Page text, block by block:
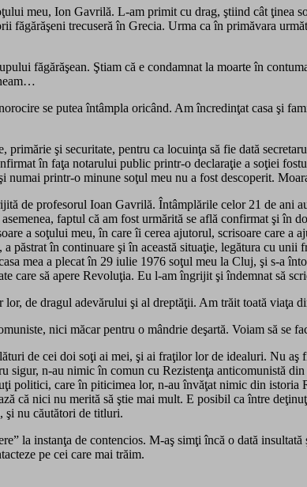
meu, Ion Gavrilă. L-am primit cu drag, ştiind cât ţinea
trecuseră în Grecia. Urma ca în primăvara
făgărăşean. Ştiam că e condamnat la moarte în
se putea întâmpla oricând. Am încredinţat casa şi
şi securitate, pentru ca locuinţa să fie dată
în faţa notarului public printr-o declaraţie a soţiei
printr-o minune soţul meu nu a fost descoperit.
de profesorul Ioan Gavrilă. Întâmplările celor 21 de ani
faptul că am fost urmărită se află confirmat şi în
a soţului meu, în care îi cerea ajutorul, scrisoare care a
păstrat în continuare şi în această situaţie, legătura cu
mea a plecat în 29 iulie 1976 soţul meu la Cluj, şi s-a
care să apere Revoluţia. Eu l-am îngrijit şi îndemnat să
de dragul adevărului şi al dreptăţii. Am trăit toată viaţa
nici măcar pentru o mândrie deşartă. Voiam să se
de cei doi soţi ai mei, şi ai fraţilor lor de idealuri. Nu aş
sigur, n-au nimic în comun cu Rezistenţa anticomunistă
politici, care în piticimea lor, n-au învăţat nimic din
că nici nu merită să ştie mai mult. E posibil ca între
şi nu căutători de titluri.
la instanţa de contencios. M-aş simţi încă o dată
pe cei care mai trăim.